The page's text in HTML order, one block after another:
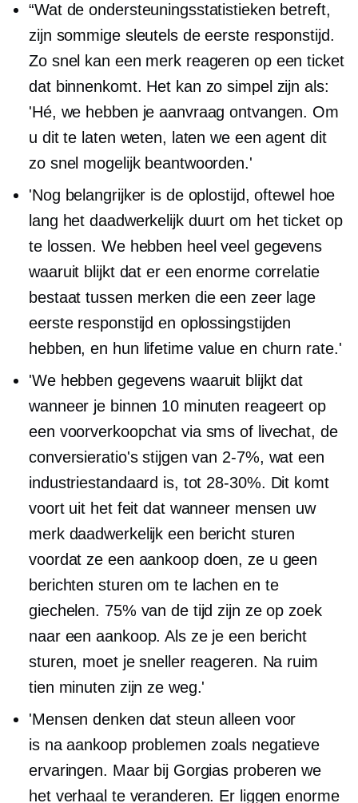
“Wat de ondersteuningsstatistieken betreft,
zijn sommige sleutels de eerste responstijd.
Zo snel kan een merk reageren op een ticket
dat binnenkomt. Het kan zo simpel zijn als:
'Hé, we hebben je aanvraag ontvangen. Om
u dit te laten weten, laten we een agent dit
zo snel mogelijk beantwoorden.'
'Nog belangrijker is de oplostijd, oftewel hoe
lang het daadwerkelijk duurt om het ticket op
te lossen. We hebben heel veel gegevens
waaruit blijkt dat er een enorme correlatie
bestaat tussen merken die een zeer lage
eerste responstijd en oplossingstijden
hebben, en hun lifetime value en churn rate.'
'We hebben gegevens waaruit blijkt dat
wanneer je binnen 10 minuten reageert op
een voorverkoopchat via sms of livechat, de
conversieratio's stijgen van 2-7%, wat een
industriestandaard is, tot 28-30%. Dit komt
voort uit het feit dat wanneer mensen uw
merk daadwerkelijk een bericht sturen
voordat ze een aankoop doen, ze u geen
berichten sturen om te lachen en te
giechelen. 75% van de tijd zijn ze op zoek
naar een aankoop. Als ze je een bericht
sturen, moet je sneller reageren. Na ruim
tien minuten zijn ze weg.'
'Mensen denken dat steun alleen voor
is na aankoopproblemen zoals negatieve
ervaringen. Maar bij Gorgias proberen we
het verhaal te veranderen. Er liggen enorme